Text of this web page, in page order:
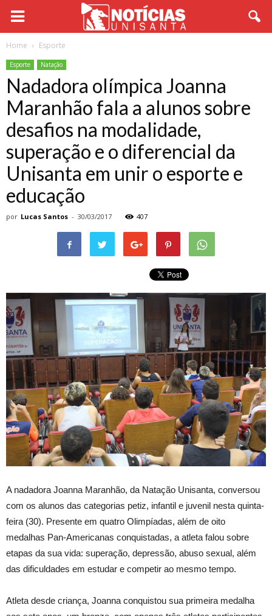
Home Esporte
Esporte Natação
Nadadora olímpica Joanna
Maranhão fala a alunos sobre
desafios na modalidade,
superação e o diferencial da
Unisanta em unir o esporte e
educação
por Lucas Santos - 30/03/2017 407
A nadadora Joanna Maranhão, da Natação Unisanta, conversou
com os alunos das categorias petiz, infantil e juvenil nesta quinta-
feira (30). Presente em quatro Olimpíadas, além de oito
medalhas Pan-Americanas conquistadas, a atleta falou sobre
etapas da sua vida: superação, depressão, abuso sexual, além
das dificuldades em estudar e competir ao mesmo tempo.
Atleta desde criança, Joanna conquistou sua primeira medalha